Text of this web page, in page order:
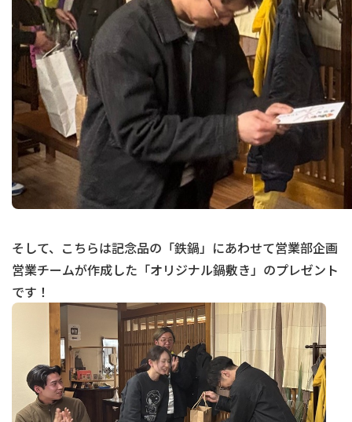
そして、こちらは記念品の「鉄鍋」にあわせて営業部企画
営業チームが作成した「オリジナル鍋敷き」のプレゼント
です！